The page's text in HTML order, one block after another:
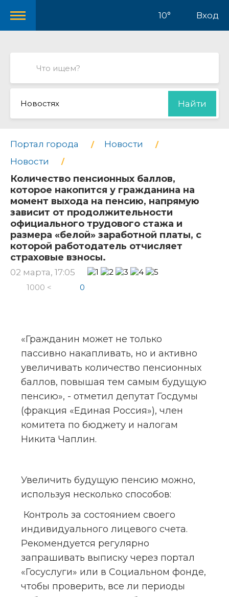
10° Вход
Новостях Найти
Портал города
Новости
Новости
Количество пенсионных баллов,
которое накопится у гражданина на
момент выхода на пенсию, напрямую
зависит от продолжительности
официального трудового стажа и
размера «белой» заработной платы, с
которой работодатель отчисляет
страховые взносы.
02 марта, 17:05
1000 < 0
«Гражданин может не только
пассивно накапливать, но и активно
увеличивать количество пенсионных
баллов, повышая тем самым будущую
пенсию», - отметил депутат Госдумы
(фракция «Единая Россия»), член
комитета по бюджету и налогам
Никита Чаплин.
Увеличить будущую пенсию можно,
используя несколько способов:
индивидуального лицевого счета.
Рекомендуется регулярно
запрашивать выписку через портал
«Госуслуги» или в Социальном фонде,
чтобы проверить, все ли периоды